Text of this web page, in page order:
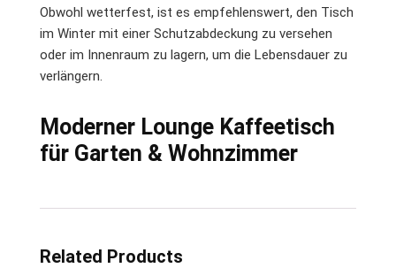
Obwohl wetterfest, ist es empfehlenswert, den Tisch
im Winter mit einer Schutzabdeckung zu versehen
oder im Innenraum zu lagern, um die Lebensdauer zu
verlängern.
Moderner Lounge Kaffeetisch
für Garten & Wohnzimmer
Related Products